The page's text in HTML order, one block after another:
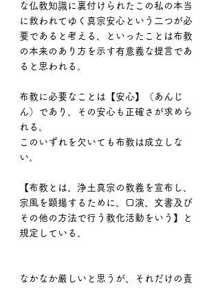
な仏教知識に裏付けられたこの私の本当
に救われてゆく真宗安心という二つが必
要であると考える、といったことは布教
の本来のあり方を示す有意義な提言であ
ると思われる。
布教に必要なことは【安心】（あんじ
ん）であり、その安心も正確さが求めら
れる。
このいずれを欠いても布教は成立しな
い。
【布教とは、浄土真宗の教義を宣布し、
宗風を顕揚するために、口演、文書及び
その他の方法で行う教化活動をいう】と
規定している。
なかなか厳しいと思うが、それだけの責